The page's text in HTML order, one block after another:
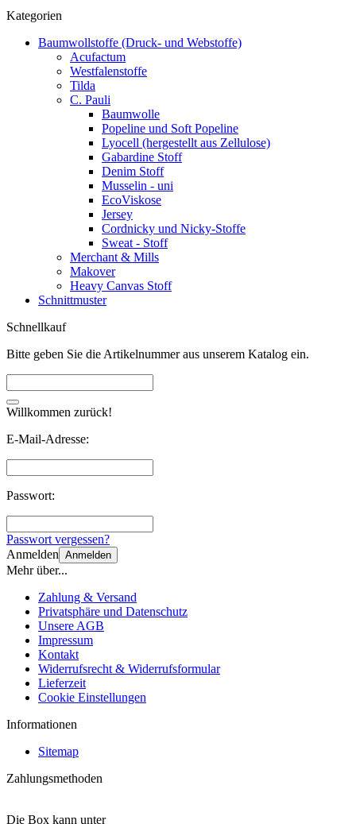
Kategorien
Baumwollstoffe (Druck- und Webstoffe)
Acufactum
Westfalenstoffe
Tilda
C. Pauli
Baumwolle
Popeline und Soft Popeline
Lyocell (hergestellt aus Zellulose)
Gabardine Stoff
Denim Stoff
Musselin - uni
EcoViskose
Jersey
Cordnicky und Nicky-Stoffe
Sweat - Stoff
Merchant & Mills
Makover
Heavy Canvas Stoff
Schnittmuster
Schnellkauf
Bitte geben Sie die Artikelnummer aus unserem Katalog ein.
Willkommen zurück!
E-Mail-Adresse:
Passwort:
Passwort vergessen?
Anmelden Anmelden
Mehr über...
Zahlung & Versand
Privatsphäre und Datenschutz
Unsere AGB
Impressum
Kontakt
Widerrufsrecht & Widerrufsformular
Lieferzeit
Cookie Einstellungen
Informationen
Sitemap
Zahlungsmethoden
Die Box kann unter